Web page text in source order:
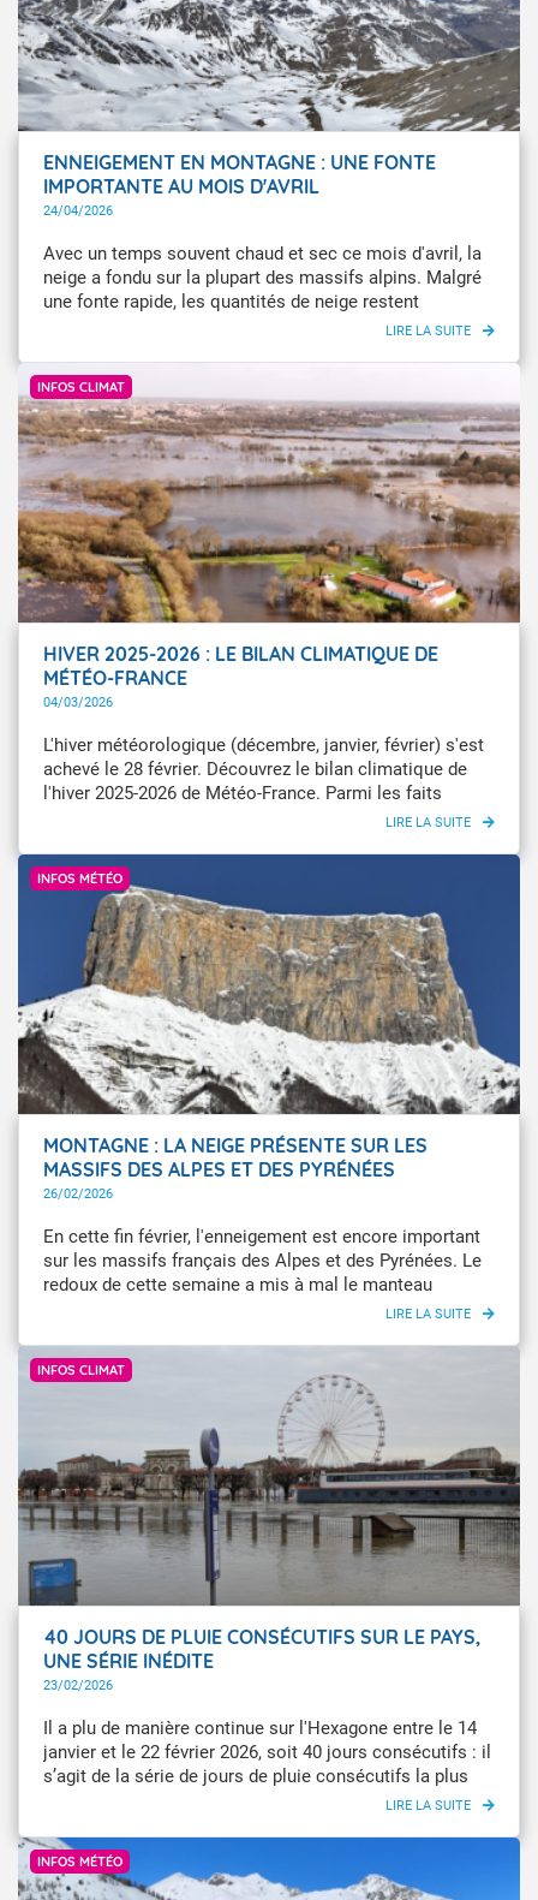
ENNEIGEMENT EN MONTAGNE : UNE FONTE
IMPORTANTE AU MOIS D'AVRIL
24/04/2026
Avec un temps souvent chaud et sec ce mois d'avril, la
neige a fondu sur la plupart des massifs alpins. Malgré
une fonte rapide, les quantités de neige restent
importantes dans les Pyrénées avec un risque
INFOS CLIMAT
@sargawaen via @Infoclimat
HIVER 2025-2026 : LE BILAN CLIMATIQUE DE
MÉTÉO-FRANCE
04/03/2026
L'hiver météorologique (décembre, janvier, février) s'est
achevé le 28 février. Découvrez le bilan climatique de
l'hiver 2025-2026 de Météo-France. Parmi les faits
marquants, cet hiver se classe au 8e rang des hivers les
INFOS MÉTÉO
Météo-France / Alexandre Trajan
MONTAGNE : LA NEIGE PRÉSENTE SUR LES
MASSIFS DES ALPES ET DES PYRÉNÉES
26/02/2026
En cette fin février, l'enneigement est encore important
sur les massifs français des Alpes et des Pyrénées. Le
redoux de cette semaine a mis à mal le manteau
INFOS CLIMAT
Infoclimat17100
40 JOURS DE PLUIE CONSÉCUTIFS SUR LE PAYS,
UNE SÉRIE INÉDITE
23/02/2026
Il a plu de manière continue sur l'Hexagone entre le 14
janvier et le 22 février 2026, soit 40 jours consécutifs : il
s’agit de la série de jours de pluie consécutifs la plus
longue mesurée en France depuis le début des mesures
INFOS MÉTÉO
Météo-France / Thomas Oudar